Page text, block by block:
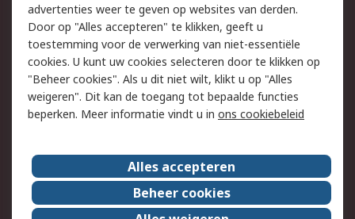
Wettelijk
Cookiebeleid
Email veiligheid
Privacybeleid
Websitevoorwaarden
Algemene
verkoopvoorwaarden
Over RS
RS Group
Over ons
RS wereldwijd
Werken bij RS
advertenties weer te geven op websites van derden.
Door op "Alles accepteren" te klikken, geeft u
toestemming voor de verwerking van niet-essentiële
cookies. U kunt uw cookies selecteren door te klikken op
"Beheer cookies". Als u dit niet wilt, klikt u op "Alles
weigeren". Dit kan de toegang tot bepaalde functies
beperken. Meer informatie vindt u in ons cookiebeleid
Alles accepteren
Beheer cookies